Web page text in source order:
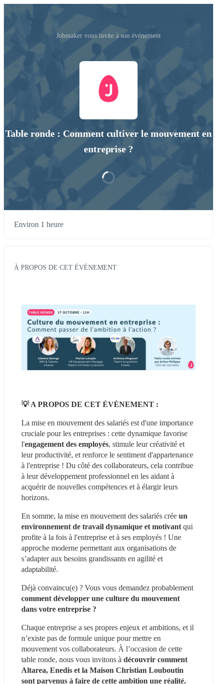
Jobmaker vous invite à son événement
Table ronde : Comment cultiver le mouvement en
entreprise ?
Environ 1 heure
À PROPOS DE CET ÉVÉNEMENT
💡 A PROPOS DE CET ÉVÈNEMENT :
La mise en mouvement des salariés est d'une importance
cruciale pour les entreprises : cette dynamique favorise
l'engagement des employés, stimule leur créativité et
leur productivité, et renforce le sentiment d'appartenance
à l'entreprise ! Du côté des collaborateurs, cela contribue
à leur développement professionnel en les aidant à
acquérir de nouvelles compétences et à élargir leurs
horizons.
En somme, la mise en mouvement des salariés crée un
environnement de travail dynamique et motivant qui
profite à la fois à l'entreprise et à ses employés ! Une
approche moderne permettant aux organisations de
s’adapter aux besoins grandissants en agilité et
adaptabilité.
comment développer une culture du mouvement
dans votre entreprise ?
Chaque entreprise a ses propres enjeux et ambitions, et il
n’existe pas de formule unique pour mettre en
mouvement vos collaborateurs. À l’occasion de cette
table ronde, nous vous invitons à découvrir comment
Altarea, Enedis et la Maison Christian Louboutin
sont parvenus à faire de cette ambition une réalité.